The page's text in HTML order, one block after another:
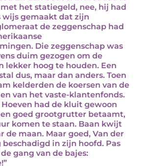
het statiegeld, nee, hij had
gemaakt dat zijn
de zeggenschap had
Die zeggenschap was
duim gezogen om de
lekker hoog te houden. Een
dus, maar dan anders. Toen
kelderden de koersen van de
van het vaste-klantenfonds.
had de kluit gewoon
goed grootgrutter betaamt,
komen te staan. Baan kwijt
de maan. Maar goed, Van der
beschadigd in zijn hoofd. Pas
gang van de bajes: